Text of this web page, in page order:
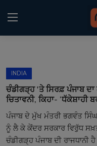
Home
Kitaab Kahani
INDIA
ਚੰਡੀਗੜ੍ਹ 'ਤੇ ਸਿਰਫ਼ ਪੰਜਾਬ
ਚਿਤਾਵਨੀ, ਕਿਹਾ- ‘ਧੱਕੇਸ਼ਾਹੀ
ਪੰਜਾਬ ਦੇ ਮੁੱਖ ਮੰਤਰੀ ਭਗਵੰਤ
ਨੂੰ ਲੈ ਕੇ ਕੇਂਦਰ ਸਰਕਾਰ ਵਿਰੁੱਧ
ਚੰਡੀਗੜ੍ਹ ਪੰਜਾਬ ਦੀ ਰਾਜਧਾਨੀ